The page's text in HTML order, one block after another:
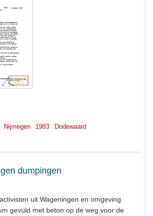
Nijmegen 1983 Dodewaard
dumpingen
uit Wageningen en omgeving
gevuld met beton op de weg voor de